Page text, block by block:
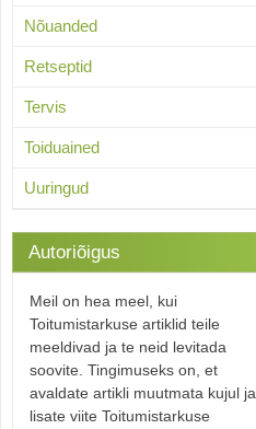
Nõuanded
Retseptid
Tervis
Toiduained
Uuringud
Autoriõigus
Meil on hea meel, kui
Toitumistarkuse artiklid teile
meeldivad ja te neid levitada
soovite. Tingimuseks on, et
avaldate artikli muutmata kujul ja
lisate viite Toitumistarkuse